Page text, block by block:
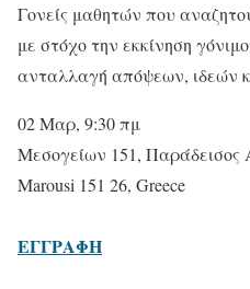
Γονείς μαθητών που
με στόχο την εκκίνηση
ανταλλαγή απόψεων, ιδεών
02 Μαρ, 9:30 πμ
Μεσογείων 151, Παράδεισος
Marousi 151 26, Greece
ΕΓΓΡΑΦΗ